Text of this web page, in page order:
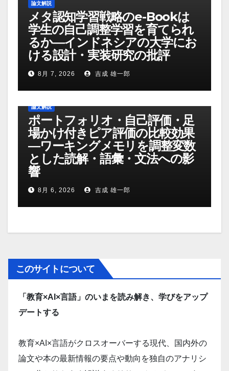
論文解説
メタ認知学習戦略のe-Bookは
学生の自己調整学習を育てられ
るか―インドネシアの大学にお
ける設計・実装研究の批評
8月 7, 2026 吉成 雄一郎
論文解説
ポートフォリオ・自己評価・足
場かけ付きピア評価の比較効果
―ワーキングメモリを調整変数
とした読解・語彙・文法への影
響
8月 6, 2026 吉成 雄一郎
このサイトについて
「教育×AI×言語」のいまを読み解き、学びをアップ
デートする
教育×AI×言語がクロスオーバーする現代、国内外の
論文や本の最新情報の要点や動向を独自のアナリシ